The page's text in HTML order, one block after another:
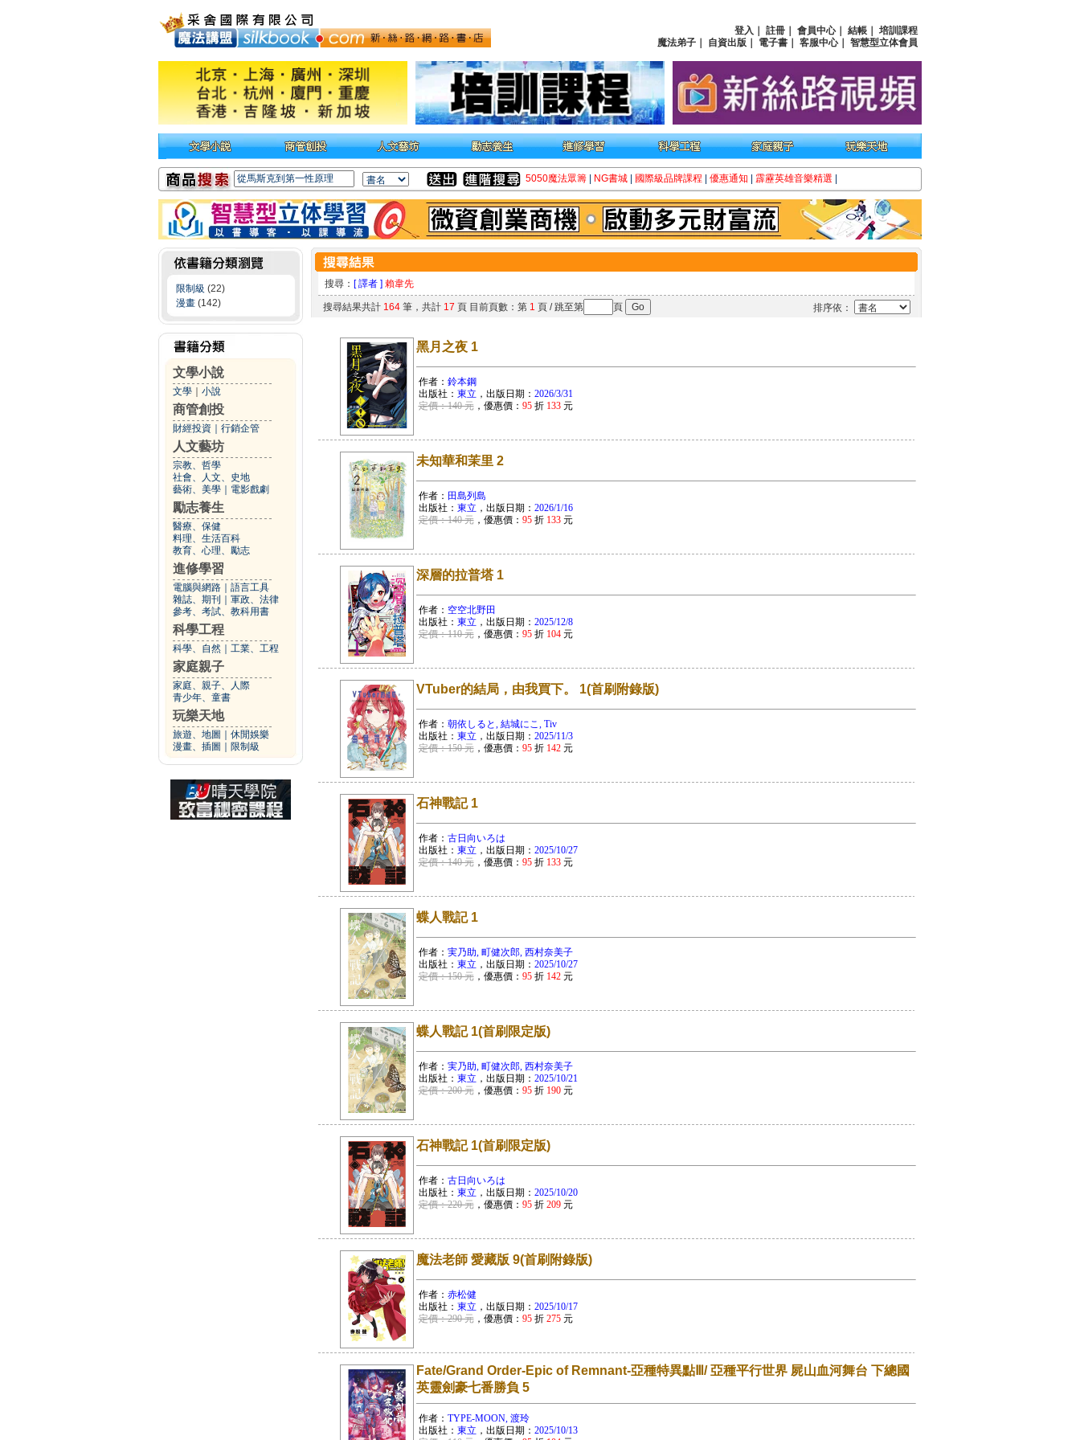
登入 註冊 會員中心｜ 結帳
培訓課程
魔法弟子
自資出版 電子書 客服中心｜ 智慧型立体會員
5050魔法眾籌 NG書城 國際級品牌課程 優惠通知 霹靂英雄音樂精選
限制級 (22)
漫畫 (142)
文學小說
文學 小說
商管創投
財經投資 行銷企管
人文藝坊
宗教、哲學
社會、人文、史地
藝術、美學
電影戲劇
勵志養生
醫療、保健
料理、生活百科
教育、心理、勵志
進修學習
電腦與網路
語言工具
雜誌、期刊
軍政、法律
參考、考試、教科用書
科學工程
科學、自然 工業、工程
家庭親子
家庭、親子、人際
青少年、童書
玩樂天地
旅遊、地圖
休閒娛樂
漫畫、插圖
限制級
搜尋： [ 譯者 ] 賴韋先
搜尋結果共計 164筆，共計 17 頁 目前頁數：第 1 頁 / 跳至第 頁 排序依：
黑月之夜 1
作者： 鈴本鋼
出版社： 東立 ，出版日期： 2026/3/31
定價：140 元，優惠價： 95折 133元
未知華和茉里 2
作者： 田島列島
出版社： 東立 ，出版日期： 2026/1/16
定價：140 元，優惠價： 95折 133元
深層的拉普塔 1
作者： 空空北野田
出版社： 東立 ，出版日期： 2025/12/8
定價：110 元，優惠價： 95折 104元
VTuber的結局，由我買下。 1(首刷附錄版)
作者： 朝依しると, 結城にこ, Tiv
出版社： 東立 ，出版日期： 2025/11/3
定價：150 元，優惠價： 95折 142元
石神戰記 1
作者： 古日向いろは
出版社： 東立 ，出版日期： 2025/10/27
定價：140 元，優惠價： 95折 133元
蝶人戰記 1
作者： 実乃助, 町健次郎, 西村奈美子
出版社： 東立 ，出版日期： 2025/10/27
定價：150 元，優惠價： 95折 142元
蝶人戰記 1(首刷限定版)
作者： 実乃助, 町健次郎, 西村奈美子
出版社： 東立 ，出版日期： 2025/10/21
定價：200 元，優惠價： 95折 190元
石神戰記 1(首刷限定版)
作者： 古日向いろは
出版社： 東立 ，出版日期： 2025/10/20
定價：220 元，優惠價： 95折 209元
魔法老師 愛藏版 9(首刷附錄版)
作者： 赤松健
出版社： 東立 ，出版日期： 2025/10/17
定價：290 元，優惠價： 95折 275元
Fate/Grand Order-Epic of Remnant-亞種特異點Ⅲ/ 亞種平行世界 屍山血河舞台 下總國
英靈劍豪七番勝負 5
作者： TYPE-MOON, 渡玲
出版社： 東立 ，出版日期： 2025/10/13